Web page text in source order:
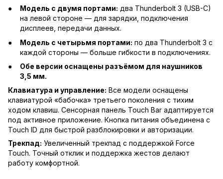
Модель с двумя портами: два Thunderbolt 3 (USB-C)
на левой стороне — для зарядки, подключения
дисплеев, передачи данных.
Модель с четырьмя портами: по два Thunderbolt 3 с
каждой стороны — больше гибкости в подключениях.
Обе версии оснащены разъёмом для наушников
3,5 мм.
Клавиатура и управление: Все модели оснащены
клавиатурой «бабочка» третьего поколения с тихим
ходом клавиш. Сенсорная панель Touch Bar адаптируется
под активное приложение. Кнопка питания объединена с
Touch ID для быстрой разблокировки и авторизации.
Трекпад: Увеличенный трекпад с поддержкой Force
Touch. Точный отклик и поддержка жестов делают
работу комфортной.